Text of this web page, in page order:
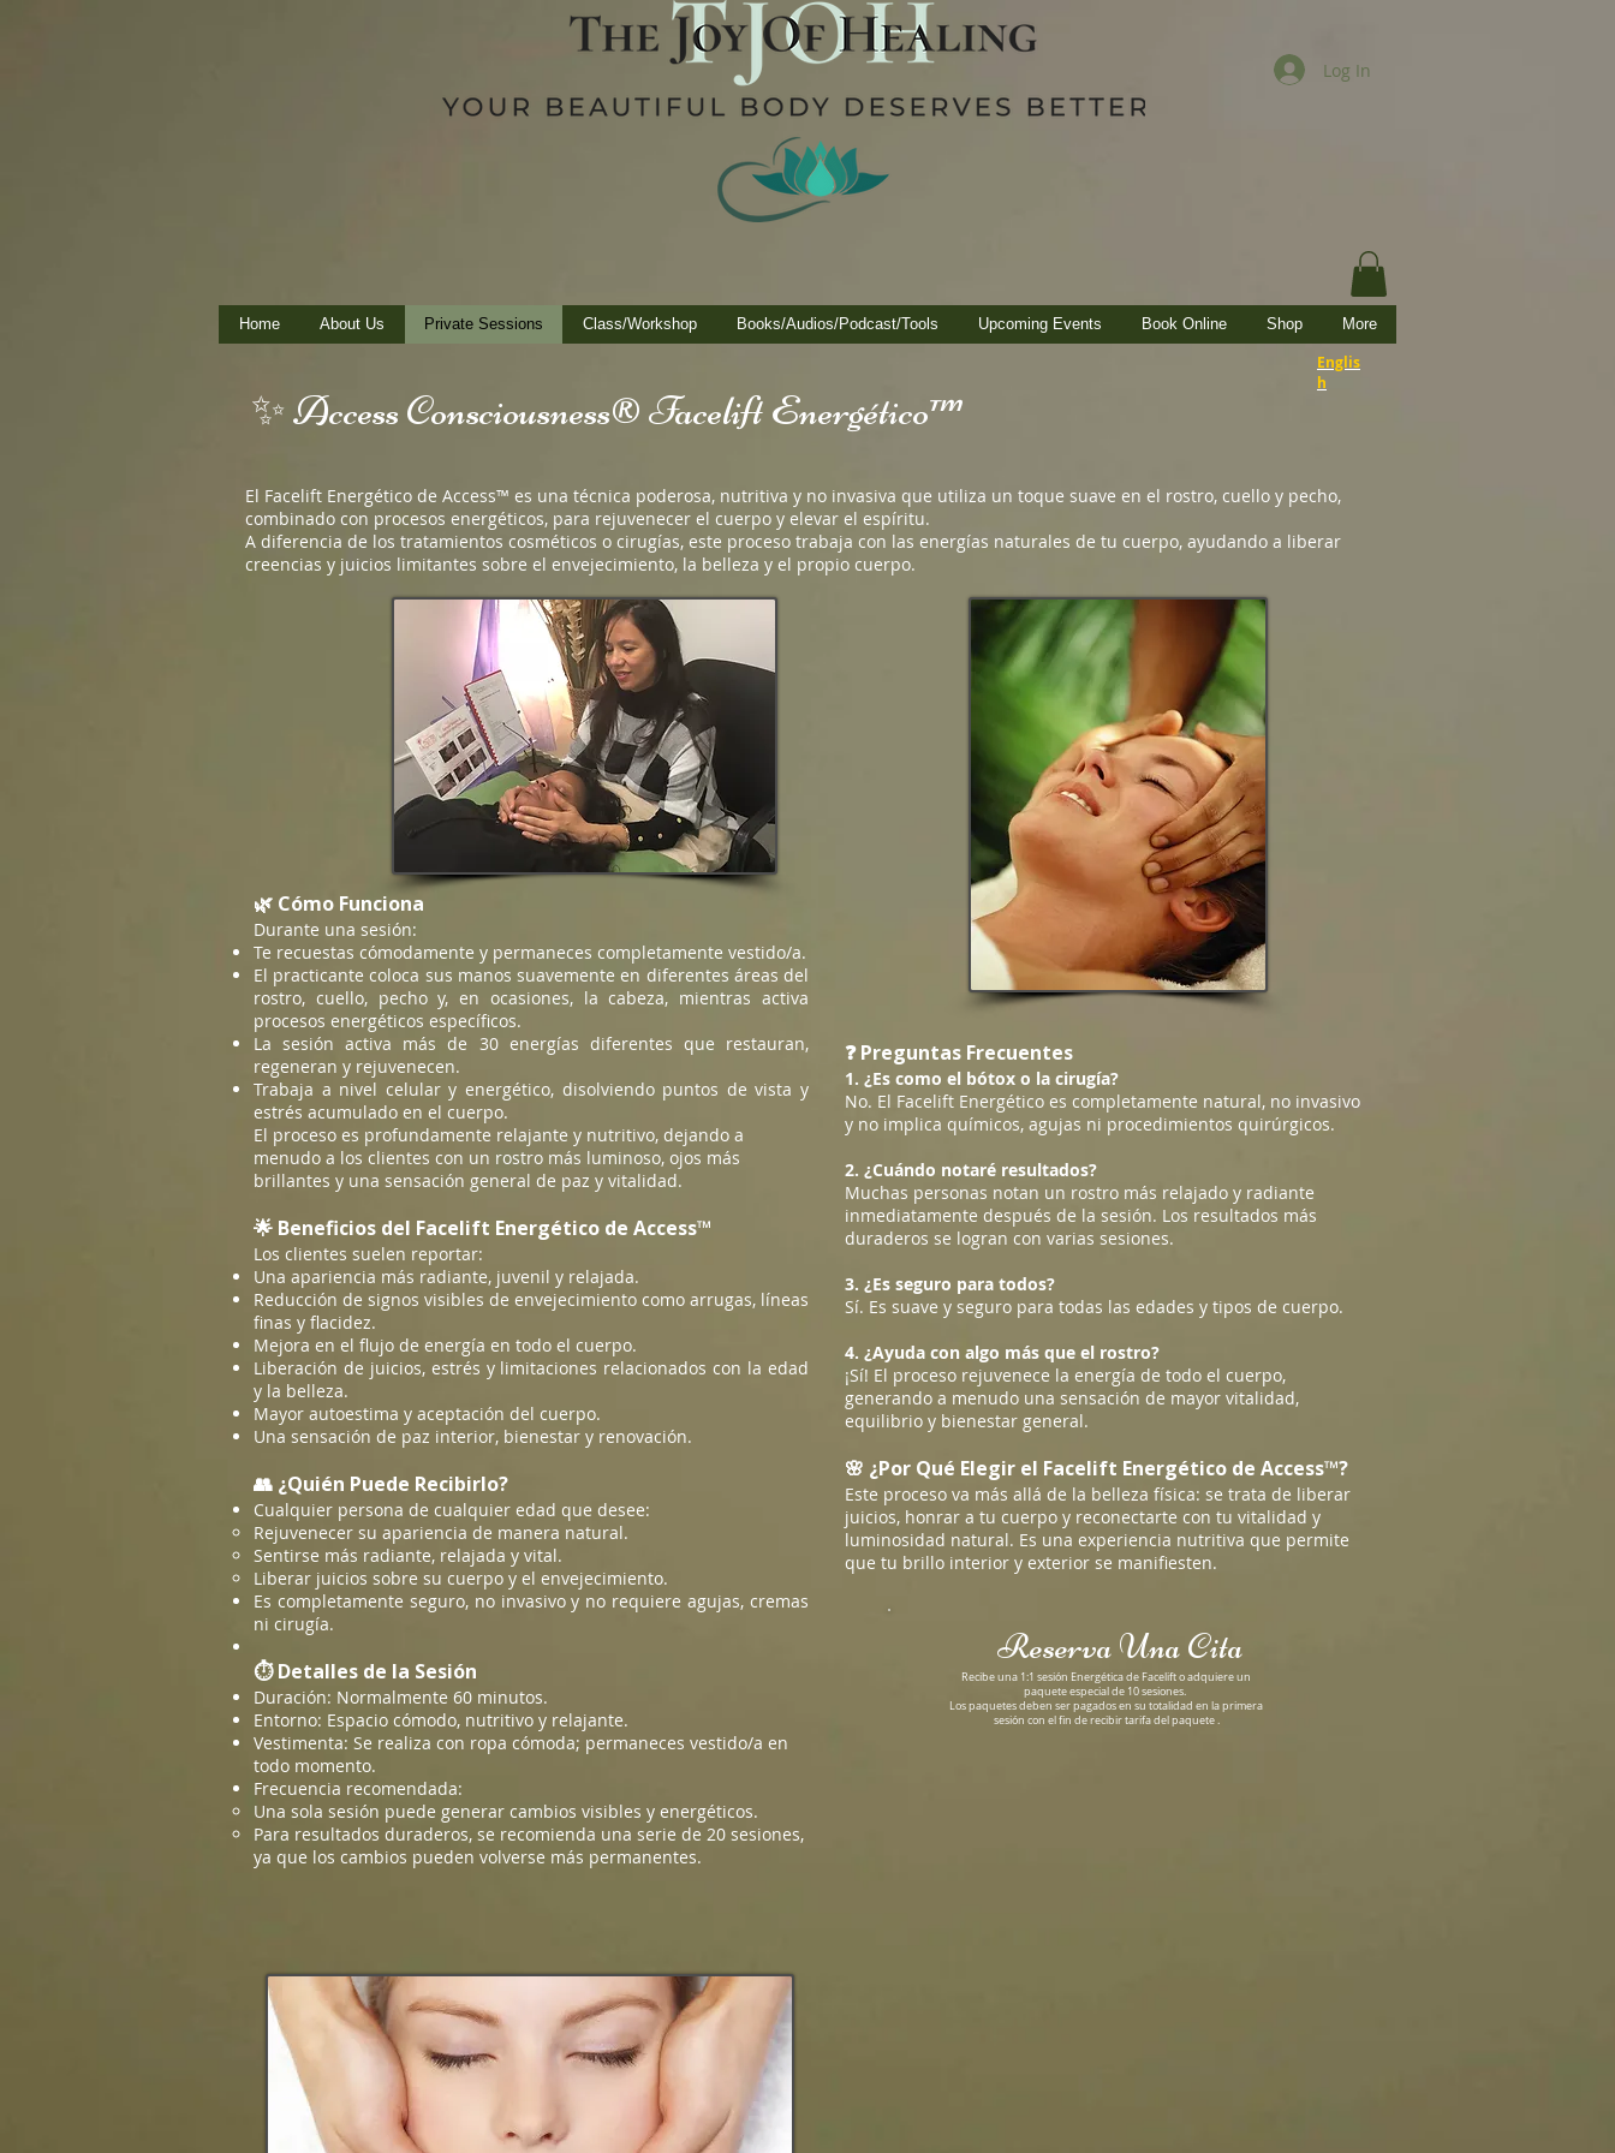
Log In
Home About Us Private Sessions Class/Workshop Books/Audios/Podcast/Tools Upcoming Events Book Online Shop More
Englis
h
✨ Access Consciousness® Facelift Energético™
El Facelift Energético de Access™ es una técnica poderosa, nutritiva y no invasiva que utiliza un toque suave en el rostro, cuello y pecho,
combinado con procesos energéticos, para rejuvenecer el cuerpo y elevar el espíritu.
A diferencia de los tratamientos cosméticos o cirugías, este proceso trabaja con las energías naturales de tu cuerpo, ayudando a liberar
creencias y juicios limitantes sobre el envejecimiento, la belleza y el propio cuerpo.
🌿 Cómo Funciona
Durante una sesión:
Te recuestas cómodamente y permaneces completamente vestido/a.
El practicante coloca sus manos suavemente en diferentes áreas del
rostro, cuello, pecho y, en ocasiones, la cabeza, mientras activa
procesos energéticos específicos.
La sesión activa más de 30 energías diferentes que restauran,
regeneran y rejuvenecen.
Trabaja a nivel celular y energético, disolviendo puntos de vista y
estrés acumulado en el cuerpo.
El proceso es profundamente relajante y nutritivo, dejando a
menudo a los clientes con un rostro más luminoso, ojos más
brillantes y una sensación general de paz y vitalidad.
🌟 Beneficios del Facelift Energético de Access™
Los clientes suelen reportar:
Una apariencia más radiante, juvenil y relajada.
Reducción de signos visibles de envejecimiento como arrugas, líneas
finas y flacidez.
Mejora en el flujo de energía en todo el cuerpo.
Liberación de juicios, estrés y limitaciones relacionados con la edad
y la belleza.
Mayor autoestima y aceptación del cuerpo.
Una sensación de paz interior, bienestar y renovación.
👥 ¿Quién Puede Recibirlo?
Cualquier persona de cualquier edad que desee:
Rejuvenecer su apariencia de manera natural.
Sentirse más radiante, relajada y vital.
Liberar juicios sobre su cuerpo y el envejecimiento.
Es completamente seguro, no invasivo y no requiere agujas, cremas
ni cirugía.
⏱ Detalles de la Sesión
Duración: Normalmente 60 minutos.
Entorno: Espacio cómodo, nutritivo y relajante.
Vestimenta: Se realiza con ropa cómoda; permaneces vestido/a en
todo momento.
Frecuencia recomendada:
Una sola sesión puede generar cambios visibles y energéticos.
Para resultados duraderos, se recomienda una serie de 20 sesiones,
ya que los cambios pueden volverse más permanentes.
❓ Preguntas Frecuentes
1. ¿Es como el bótox o la cirugía?
No. El Facelift Energético es completamente natural, no invasivo
y no implica químicos, agujas ni procedimientos quirúrgicos.
2. ¿Cuándo notaré resultados?
Muchas personas notan un rostro más relajado y radiante
inmediatamente después de la sesión. Los resultados más
duraderos se logran con varias sesiones.
3. ¿Es seguro para todos?
Sí. Es suave y seguro para todas las edades y tipos de cuerpo.
4. ¿Ayuda con algo más que el rostro?
¡Sí! El proceso rejuvenece la energía de todo el cuerpo,
generando a menudo una sensación de mayor vitalidad,
equilibrio y bienestar general.
🌸 ¿Por Qué Elegir el Facelift Energético de Access™?
Este proceso va más allá de la belleza física: se trata de liberar
juicios, honrar a tu cuerpo y reconectarte con tu vitalidad y
luminosidad natural. Es una experiencia nutritiva que permite
que tu brillo interior y exterior se manifiesten.
Recibe una 1:1 sesión Energética de Facelift o adquiere un
paquete especial de 10 sesiones.
Los paquetes deben ser pagados en su totalidad en la primera
sesión con el fin de recibir tarifa del paquete .
Reserva Una Cita